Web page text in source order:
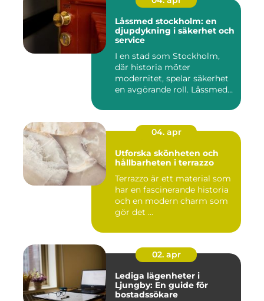
Låssmed stockholm: en
djupdykning i säkerhet och
service
I en stad som Stockholm,
där historia möter
modernitet, spelar säkerhet
en avgörande roll. Låssmed
04. apr
Utforska skönheten och
hållbarheten i terrazzo
Terrazzo är ett material som
har en fascinerande historia
och en modern charm som
gör det ...
02. apr
Lediga lägenheter i
Ljungby: En guide för
bostadssökare